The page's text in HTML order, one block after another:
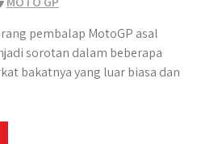
pembalap MotoGP asal
sorotan dalam beberapa
bakatnya yang luar biasa dan